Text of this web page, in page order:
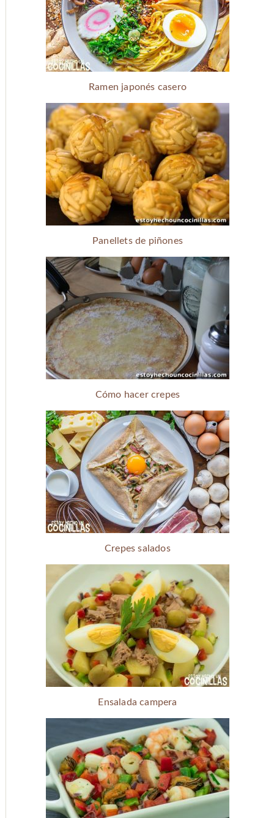
Ramen japonés casero
Panellets de piñones
Cómo hacer crepes
Crepes salados
Ensalada campera